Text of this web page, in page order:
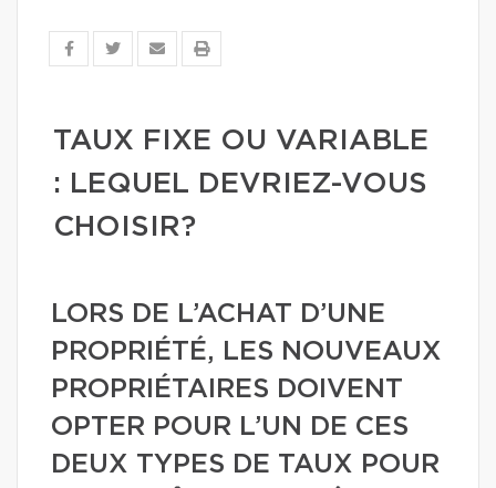
TAUX FIXE OU VARIABLE
: LEQUEL DEVRIEZ-VOUS
CHOISIR?
LORS DE L’ACHAT D’UNE
PROPRIÉTÉ, LES NOUVEAUX
PROPRIÉTAIRES DOIVENT
OPTER POUR L’UN DE CES
DEUX TYPES DE TAUX POUR